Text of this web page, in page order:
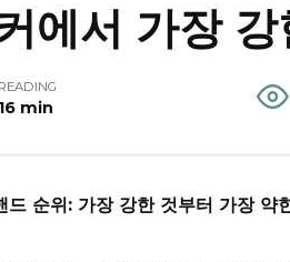
에서 가장
READING
16 min
드 순위: 가장 강한 것부터 가장 약